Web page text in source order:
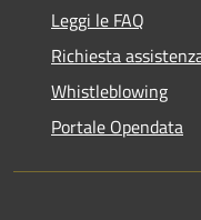
Leggi le FAQ
Richiesta
Whistleblowing
Portale Opendata